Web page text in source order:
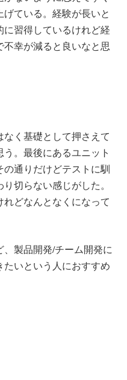
ている。経験が長いと
習得しているけれど経
幸が減ると良いなと思
く基礎として押さえて
。最後にあるユニット
通りだけどテストに馴
切らない感じがした。
どなんとなくになって
製品開発/チーム開発に
いという人におすすめ